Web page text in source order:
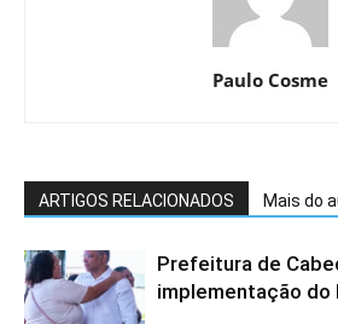
Paulo Cosme
ARTIGOS RELACIONADOS Mais do
Prefeitura de
implementação do